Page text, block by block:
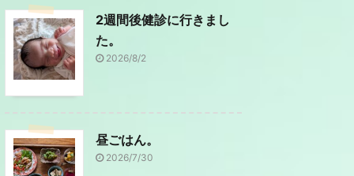
2週間後健診に行きまし
た。
2026/8/2
昼ごはん。
2026/7/30